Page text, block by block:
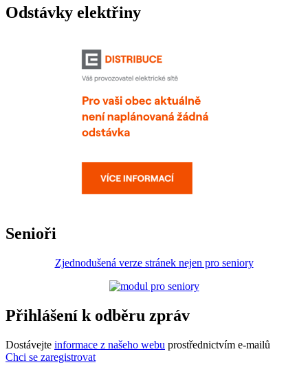
Odstávky elektřiny
Senioři
Zjednodušená verze stránek nejen pro seniory
Přihlášení k odběru zpráv
Dostávejte informace z našeho webu prostřednictvím e-mailů
Chci se zaregistrovat